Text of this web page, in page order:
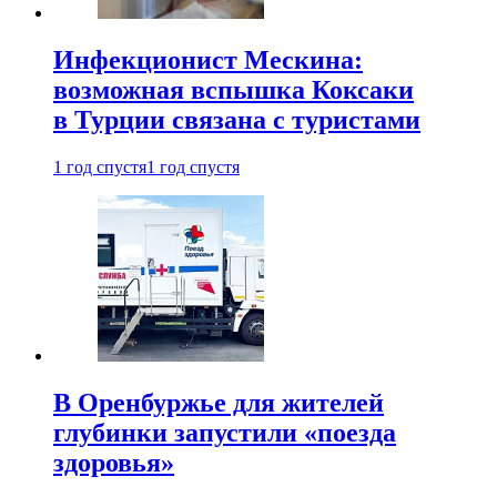
Инфекционист Мескина:
возможная вспышка Коксаки
в Турции связана с туристами
1 год спустя1 год спустя
В Оренбуржье для жителей
глубинки запустили «поезда
здоровья»